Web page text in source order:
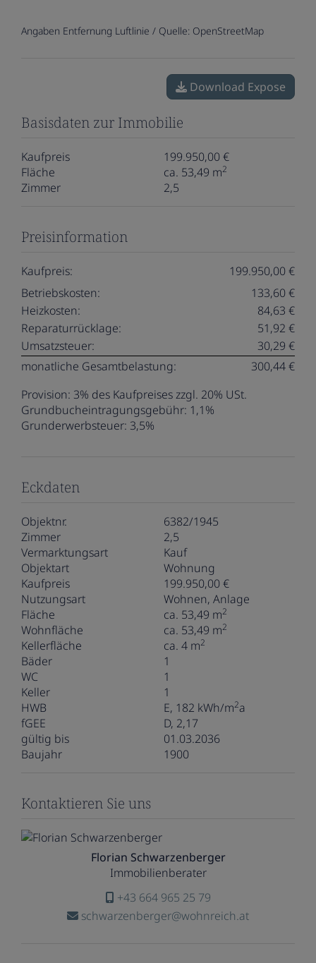
Angaben Entfernung Luftlinie / Quelle: OpenStreetMap
Download Expose
Basisdaten zur Immobilie
Kaufpreis
199.950,00 €
Fläche
ca. 53,49 m2
Zimmer 2,5
Preisinformation
Kaufpreis:
199.950,00 €
Betriebskosten:
133,60 €
Heizkosten:
84,63 €
Reparaturrücklage:
51,92 €
Umsatzsteuer:
30,29 €
monatliche Gesamtbelastung:
300,44 €
Provision: 3% des Kaufpreises zzgl. 20% USt.
Grundbucheintragungsgebühr: 1,1%
Grunderwerbsteuer: 3,5%
Eckdaten
Objektnr.
6382/1945
Zimmer
2,5
Vermarktungsart
Kauf
Objektart
Wohnung
Kaufpreis
199.950,00 €
Nutzungsart
Wohnen Anlage
Fläche
ca. 53,49 m2
Wohnfläche ca. 53,49 m2
Kellerfläche ca. 4 m2
Bäder
1
WC
1
Keller
1
HWB
E, 182 kWh/m2a
fGEE
D, 2,17
gültig bis
01.03.2036
Baujahr
1900
Kontaktieren Sie uns
Florian Schwarzenberger
Immobilienberater
+43 664 965 25 79
schwarzenberger@wohnreich.at